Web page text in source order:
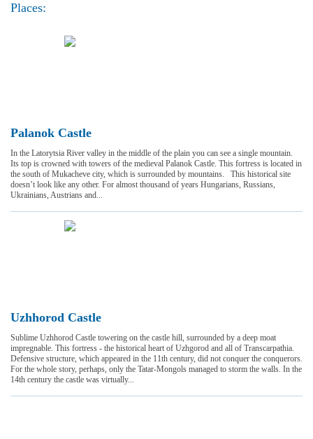
Places:
Palanok Castle
In the Latorytsia River valley in the middle of the plain you can see a single mountain.
Its top is crowned with towers of the medieval Palanok Castle. This fortress is located in
the south of Mukacheve city, which is surrounded by mountains. This historical site
doesn’t look like any other. For almost thousand of years Hungarians, Russians,
Ukrainians, Austrians and...
Uzhhorod Castle
Sublime Uzhhorod Castle towering on the castle hill, surrounded by a deep moat
impregnable. This fortress - the historical heart of Uzhgorod and all of Transcarpathia.
Defensive structure, which appeared in the 11th century, did not conquer the conquerors.
For the whole story, perhaps, only the Tatar-Mongols managed to storm the walls. In the
14th century the castle was virtually...